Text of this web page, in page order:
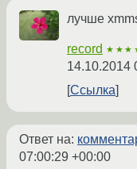
лучше
record
14.10.2014
Ссылка
Ответ на:
07:00:29 +00:00